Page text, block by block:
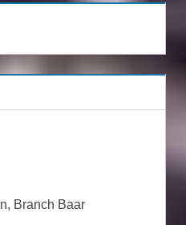
Branch Baar